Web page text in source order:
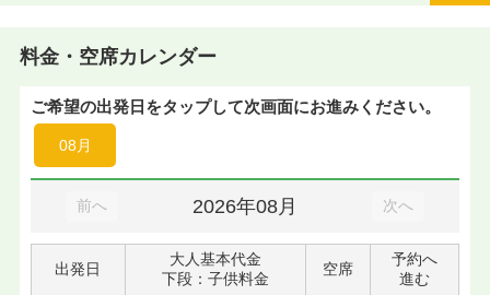
料金・空席カレンダー
ご希望の出発日をタップして次画面にお進みください。
08月
前へ 2026年08月 次へ
出発日
大人基本代金
下段：子供料金
空席
予約へ
進む